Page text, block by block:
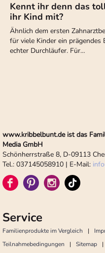
Kennt ihr denn das
ihr Kind mit?
Ähnlich dem ersten
für viele Kinder ein prägendes
echter Durchläufer. Für…
www.kribbelbunt.de ist das
Media GmbH
Schönherrstraße 8, D-09113
Tel.: 037145058910 | E-Mail: info
Service
Familienprodukte im Vergleich
Teilnahmebedingungen
Sitemap